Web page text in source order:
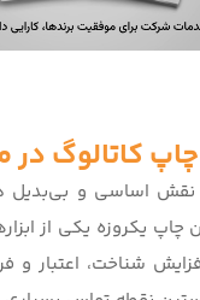
کاتالوگ در
نقش اساسی و بی‌بدیل
یکروزه یکی از
شناخت، اعتبار